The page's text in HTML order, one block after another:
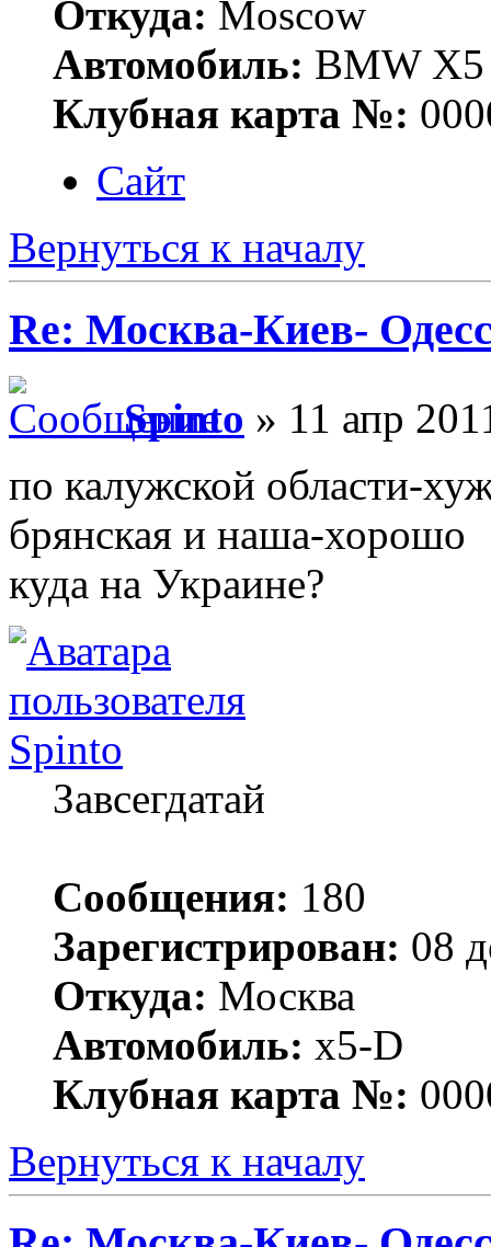
Откуда: Moscow
Автомобиль: BMW X5
Клубная карта №:
Сайт
Вернуться к началу
Re: Москва-Киев-
Spinto » 11 апр
по калужской области-
брянская и наша-хорошо
куда на Украине?
Spinto
Завсегдатай
Сообщения: 180
Зарегистрирован: 08
Откуда: Москва
Автомобиль: x5-D
Клубная карта №:
Вернуться к началу